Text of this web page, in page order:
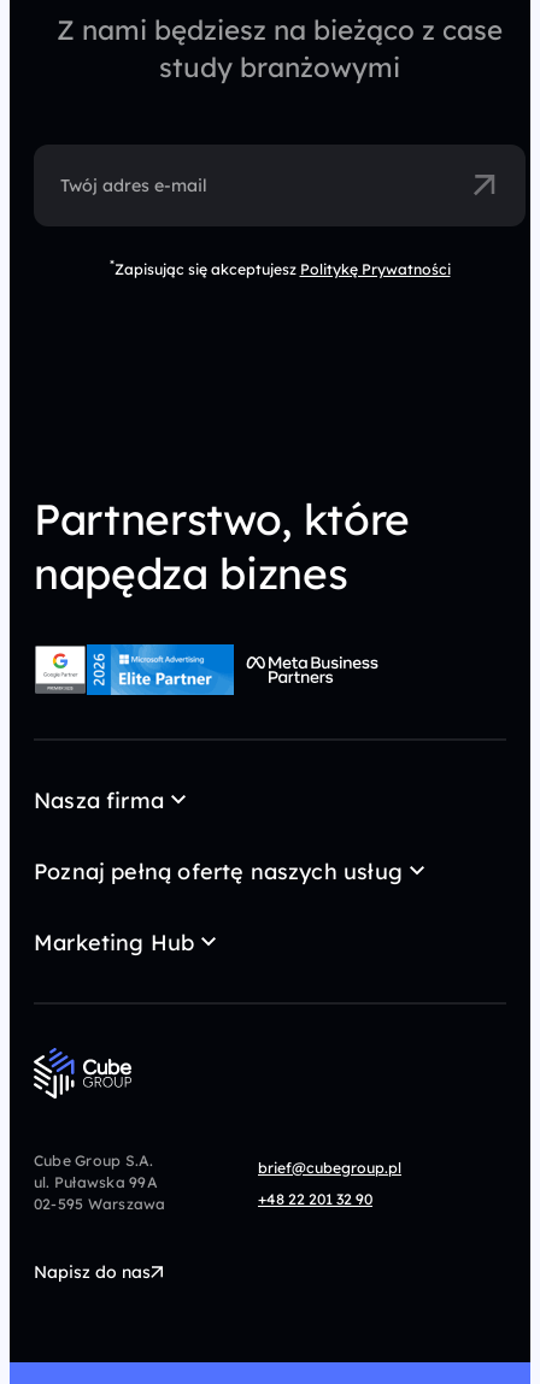
Z nami będziesz na bieżąco z case
study branżowymi
Twój adres e-mail
*Zapisując się akceptujesz Politykę Prywatności
Partnerstwo, które
napędza biznes
Nasza firma
Case Study
Poznaj pełną ofertę naszych usług
GEO
Direct Marketing
CRO
Programmatic
Marketing Automation
Design
Marketing Hub
Newsy
Podcast
Cube Group S.A.
ul. Puławska 99A
02-595 Warszawa
brief@cubegroup.pl
+48 22 201 32 90
Napisz do nas